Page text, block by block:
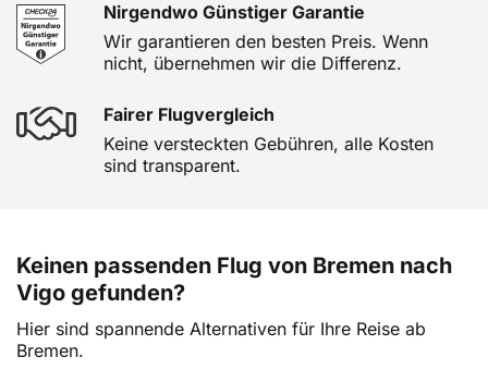
Nirgendwo Günstiger Garantie
Wir garantieren den besten Preis. Wenn
nicht, übernehmen wir die Differenz.
Fairer Flugvergleich
Keine versteckten Gebühren, alle Kosten
sind transparent.
Keinen passenden Flug von Bremen nach
Vigo gefunden?
Hier sind spannende Alternativen für Ihre Reise ab
Bremen.